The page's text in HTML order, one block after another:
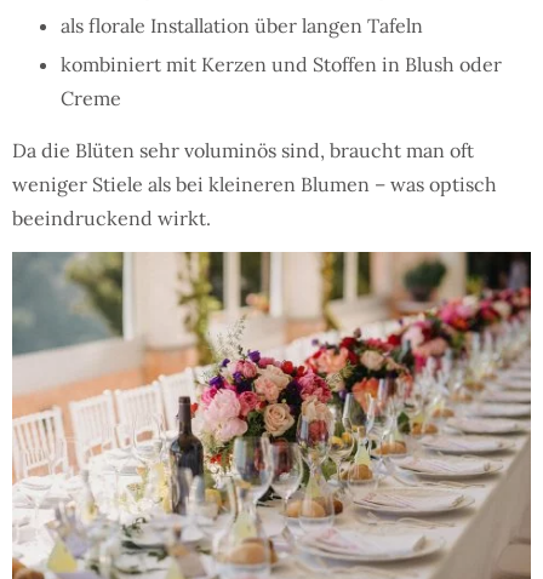
als florale Installation über langen Tafeln
kombiniert mit Kerzen und Stoffen in Blush oder
Creme
Da die Blüten sehr voluminös sind, braucht man oft
weniger Stiele als bei kleineren Blumen – was optisch
beeindruckend wirkt.